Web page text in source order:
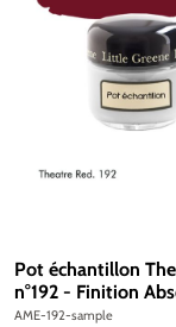
Pot échantillon
n°192 - Finition
Matt Emulsion
AME-192-sample